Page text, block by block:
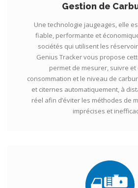
Gestion de
Une technologie jaugeages, elle
fiable, performante et
sociétés qui utilisent les
Genius Tracker vous propose
permet de mesurer, suivre et
consommation et le niveau de
et citernes automatiquement, à
réel afin d’éviter les méthodes de
imprécises et